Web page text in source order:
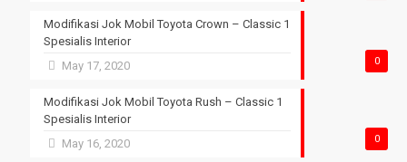
0
Modifikasi Jok Mobil Toyota Crown – Classic 1
Spesialis Interior
May 17, 2020
0
Modifikasi Jok Mobil Toyota Rush – Classic 1
Spesialis Interior
May 16, 2020